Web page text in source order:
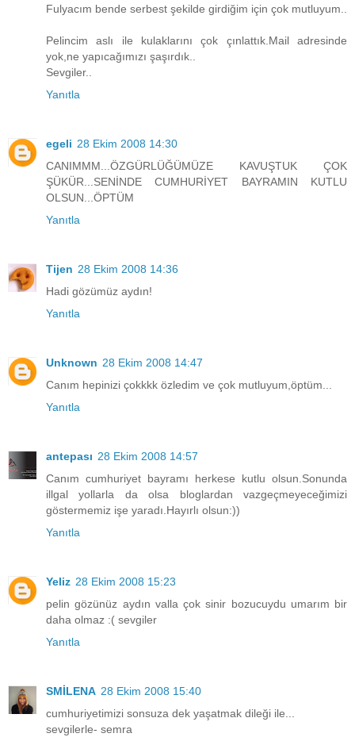
Fulyacım bende serbest şekilde girdiğim için çok mutluyum..
Pelincim aslı ile kulaklarını çok çınlattık.Mail adresinde
yok,ne yapıcağımızı şaşırdık..
Sevgiler..
Yanıtla
egeli 28 Ekim 2008 14:30
CANIMMM...ÖZGÜRLÜĞÜMÜZE KAVUŞTUK ÇOK
ŞÜKÜR...SENİNDE CUMHURİYET BAYRAMIN KUTLU
OLSUN...ÖPTÜM
Yanıtla
Tijen 28 Ekim 2008 14:36
Hadi gözümüz aydın!
Yanıtla
Unknown 28 Ekim 2008 14:47
Canım hepinizi çokkkk özledim ve çok mutluyum,öptüm...
Yanıtla
antepası 28 Ekim 2008 14:57
Canım cumhuriyet bayramı herkese kutlu olsun.Sonunda
illgal yollarla da olsa bloglardan vazgeçmeyeceğimizi
göstermemiz işe yaradı.Hayırlı olsun:))
Yanıtla
Yeliz 28 Ekim 2008 15:23
pelin gözünüz aydın valla çok sinir bozucuydu umarım bir
daha olmaz :( sevgiler
Yanıtla
SMİLENA 28 Ekim 2008 15:40
cumhuriyetimizi sonsuza dek yaşatmak dileği ile...
sevgilerle- semra